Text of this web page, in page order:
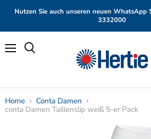
Nutzen Sie auch unseren neuen WhatsApp
3332000
Home
Conta Damen
conta Damen Taillenslip weiß 5-er Pack